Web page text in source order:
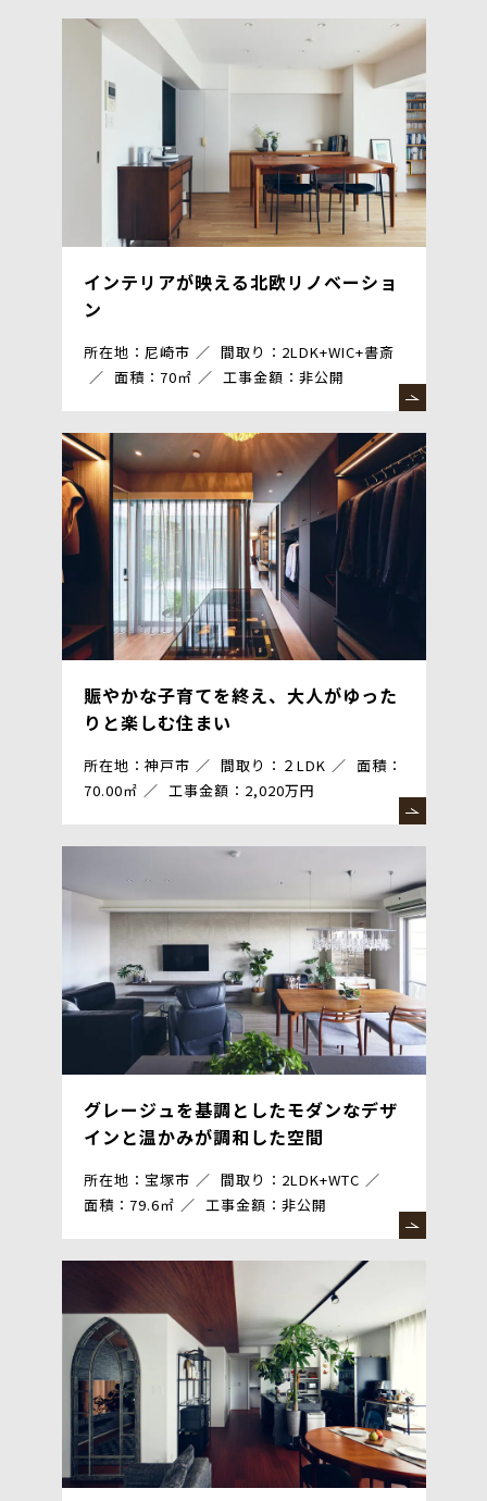
インテリアが映える北欧リノベーショ
ン
所在地：尼崎市
間取り：2LDK+WIC+書斎
面積：70㎡
工事金額：非公開
賑やかな子育てを終え、大人がゆった
りと楽しむ住まい
所在地：神戸市 間取り：２LDK
面積：
70.00㎡
工事金額：2,020万円
グレージュを基調としたモダンなデザ
インと温かみが調和した空間
所在地：宝塚市
間取り：2LDK+WTC
面積：79.6㎡
工事金額：非公開